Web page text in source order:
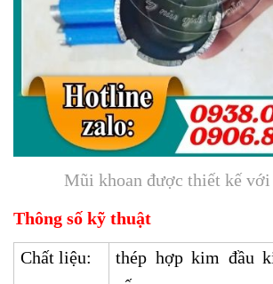
Mũi khoan được thiết kế với
Thông số kỹ thuật
Chất liệu:
thép hợp kim đầu